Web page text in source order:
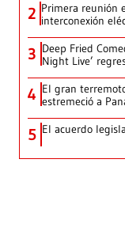
2 Primera reunión
interconexión
3 Deep Fried
Night Live’
4 El gran
estremeció a
5 El acuerdo